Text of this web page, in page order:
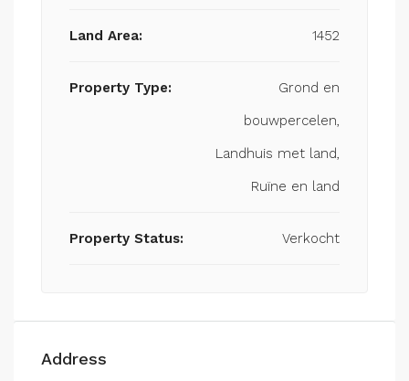
Land Area: 1452
Property Type:
Grond en
bouwpercelen,
Landhuis met land,
Ruïne en land
Property Status: Verkocht
Address